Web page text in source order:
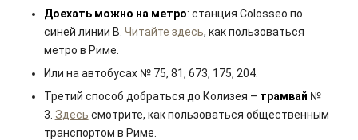
Доехать можно на метро: станция Colosseo по
синей линии B. Читайте здесь, как пользоваться
метро в Риме.
Или на автобусах № 75, 81, 673, 175, 204.
Третий способ добраться до Колизея – трамвай №
3. Здесь смотрите, как пользоваться общественным
транспортом в Риме.